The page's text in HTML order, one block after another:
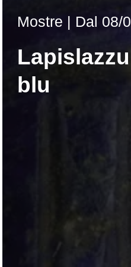
Mostre | Dal 08/
blu